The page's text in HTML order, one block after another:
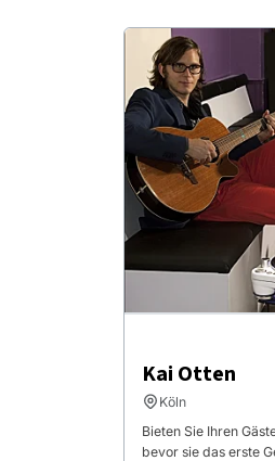
Kai Otten
Köln
Bieten Sie Ihren
bevor sie das erste